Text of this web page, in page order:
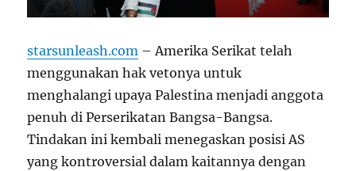
starsunleash.com – Amerika Serikat telah
menggunakan hak vetonya untuk
menghalangi upaya Palestina menjadi anggota
penuh di Perserikatan Bangsa-Bangsa.
Tindakan ini kembali menegaskan posisi AS
yang kontroversial dalam kaitannya dengan